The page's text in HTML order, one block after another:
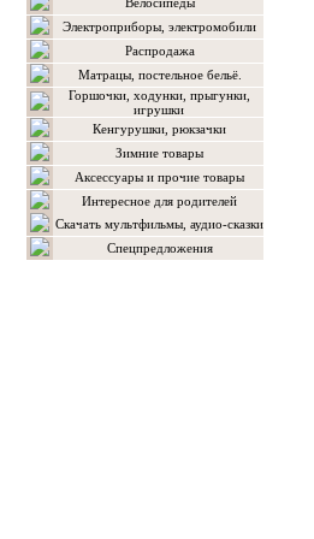
Электроприборы, электромобили
Распродажа
Матрацы, постельное бельё.
Горшочки, ходунки, прыгунки,
игрушки
Кенгурушки, рюкзачки
Зимние товары
Аксессуары и прочие товары
Интересное для родителей
Скачать мультфильмы, аудио-сказки
Спецпредложения